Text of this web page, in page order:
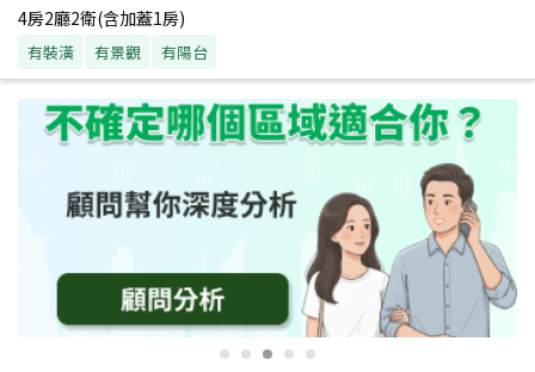
4房2廳2衛(含加蓋1房)
有裝潢 有景觀 有陽台